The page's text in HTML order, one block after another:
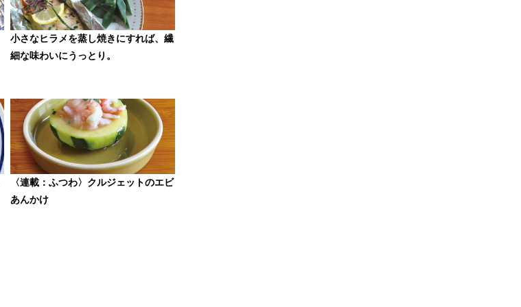
小さなヒラメを蒸し焼きにすれば、繊
細な味わいにうっとり。
〈連載：ふつわ〉クルジェットのエビ
あんかけ